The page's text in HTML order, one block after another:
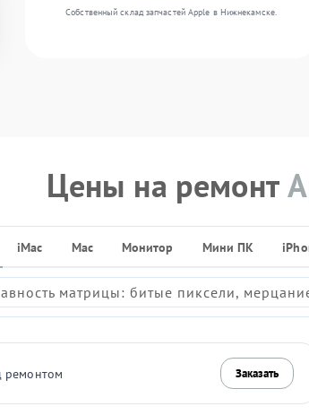
Собственный склад запчастей Apple в Нижнекамске.
Цены на ремонт
iMac Mac Монитор Мини ПК
матрицы: битые пиксели,
ремонтом Заказать